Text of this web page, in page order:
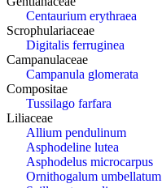
Centaurium erythraea
Scrophulariaceae
Digitalis ferruginea
Campanulaceae
Campanula glomerata
Compositae
Tussilago farfara
Liliaceae
Allium pendulinum
Asphodeline lutea
Asphodelus microcarpus
Ornithogalum umbellatum